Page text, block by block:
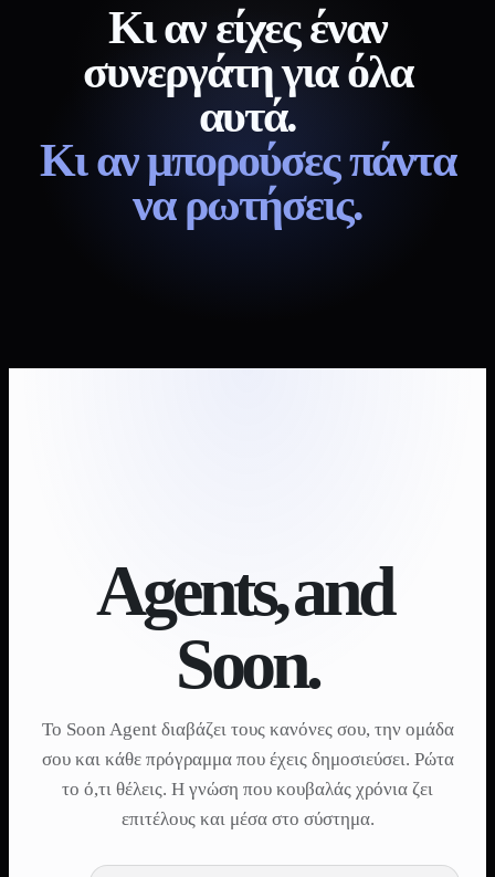
Κι αν είχες έναν
συνεργάτη για όλα
αυτά.
Κι αν μπορούσες πάντα
να ρωτήσεις.
Agents,and
Soon.
Το Soon Agent διαβάζει τους κανόνες σου, την ομάδα
σου και κάθε πρόγραμμα που έχεις δημοσιεύσει. Ρώτα
το ό,τι θέλεις. Η γνώση που κουβαλάς χρόνια ζει
επιτέλους και μέσα στο σύστημα.